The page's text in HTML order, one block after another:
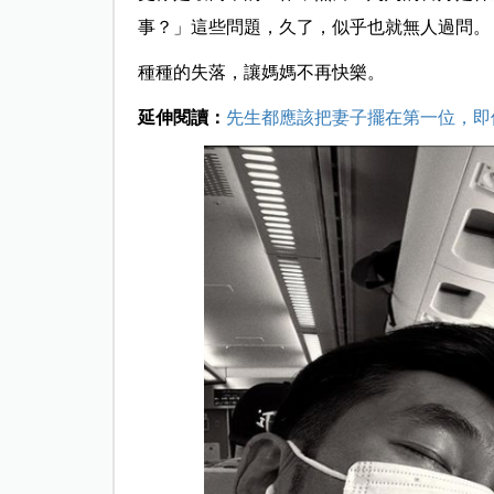
事？」這些問題，久了，似乎也就無人過問。
種種的失落，讓媽媽不再快樂。
延伸閱讀： 先生都應該把妻子擺在第一位，